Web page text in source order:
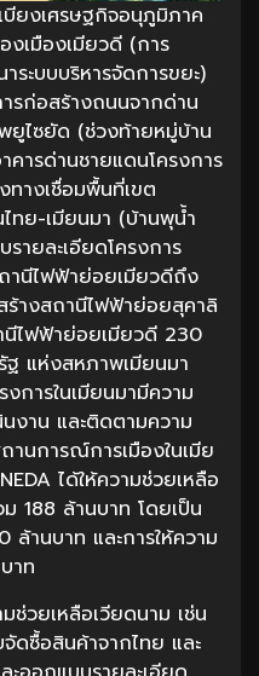
บียงเศรษฐกิจอนุภูมิภาค
งเมืองเมียวดี (การ
ระบบบริหารจัดการขยะ)
รก่อสร้างถนนจากด่าน
ไซยัด (ช่วงท้ายหมู่บ้าน
ารด่านชายแดนโครงการ
างเชื่อมพื้นที่เขต
ทย-เมียนมา (บ้านพุน้ำ
ายละเอียดโครงการ
านีไฟฟ้าย่อยเมียวดีถึง
างสถานีไฟฟ้าย่อยสุคาลิ
นีไฟฟ้าย่อยเมียวดี 230
แห่งสหภาพเมียนมา
การในเมียนมามีความ
นงาน และติดตามความ
านการณ์การเมืองในเมีย
ได้ให้ความช่วยเหลือ
188 ล้านบาท โดยเป็น
ล้านบาท และการให้ความ
าท
ช่วยเหลือเวียดนาม เช่น
จัดซื้อสินค้าจากไทย และ